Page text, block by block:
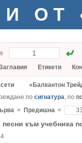
ОТ
Етикети
«Балкантон
по сигнатура, по
« Предишна «
песни към учебника